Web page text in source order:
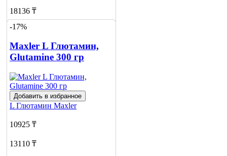
18136 ₸
19950 ₸
Добавить в корзину
4
-17%
Maxler L Глютамин,
Glutamine 300 гр
Добавить в избранное
L Глютамин Maxler
10925 ₸
13110 ₸